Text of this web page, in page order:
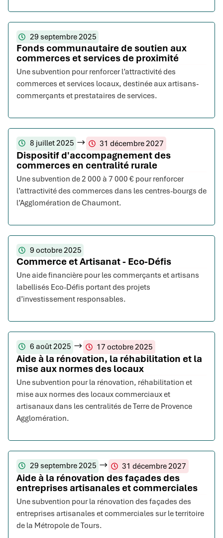
29 septembre 2025
Fonds communautaire de soutien aux
commerces et services de proximité
Une subvention pour renforcer l’attractivité des
commerces et services locaux, destinée aux artisans-
commerçants et prestataires de services.
8 juillet 2025 31 décembre 2027
Dispositif d'accompagnement des
commerces en centralité rurale
Une subvention de 2 000 à 7 000 € pour renforcer
l’attractivité des commerces dans les centres-bourgs de
l’Agglomération de Chaumont.
9 octobre 2025
Commerce et Artisanat - Eco-Défis
Une aide financière pour les commerçants et artisans
labellisés Eco-Défis portant des projets
d’investissement responsables.
6 août 2025 17 octobre 2025
Aide à la rénovation, la réhabilitation et la
mise aux normes des locaux
Une subvention pour la rénovation, réhabilitation et
mise aux normes des locaux commerciaux et
artisanaux dans les centralités de Terre de Provence
Agglomération.
29 septembre 2025 31 décembre 2027
Aide à la rénovation des façades des
entreprises artisanales et commerciales
Une subvention pour la rénovation des façades des
entreprises artisanales et commerciales sur le territoire
de la Métropole de Tours.